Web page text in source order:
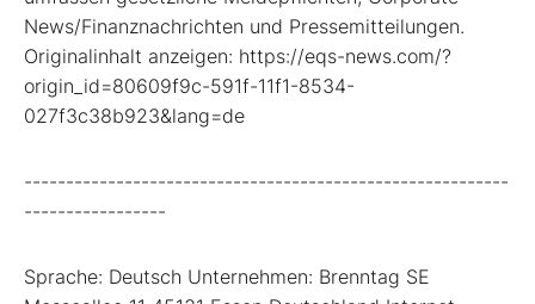
News/Finanznachrichten und Pressemitteilungen.
Originalinhalt anzeigen: https://eqs-news.com/?
origin_id=80609f9c-591f-11f1-8534-
027f3c38b923&lang=de
----------------------------------------------------------
-----------------
Sprache: Deutsch Unternehmen: Brenntag SE